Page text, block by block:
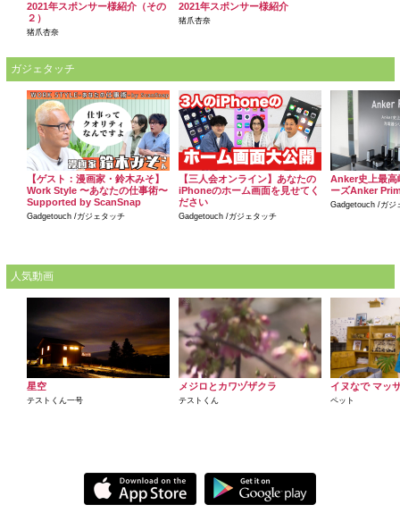
2021年スポンサー様紹介（その
２）
猪爪杏奈
2021年スポンサー様紹介
猪爪杏奈
ガジェタッチ
【ゲスト：漫画家・鈴木みそ】
Work Style 〜あなたの仕事術〜
Supported by ScanSnap
Gadgetouch /ガジェタッチ
【三人会オンライン】あなたの
iPhoneのホーム画面を見せてく
ださい
Gadgetouch /ガジェタッチ
Anker史上最高
ーズAnker
Gadgetouch /ガジ
人気動画
星空
テストくん一号
メジロとカワヅザクラ
テストくん
イヌなで マッ
ペット